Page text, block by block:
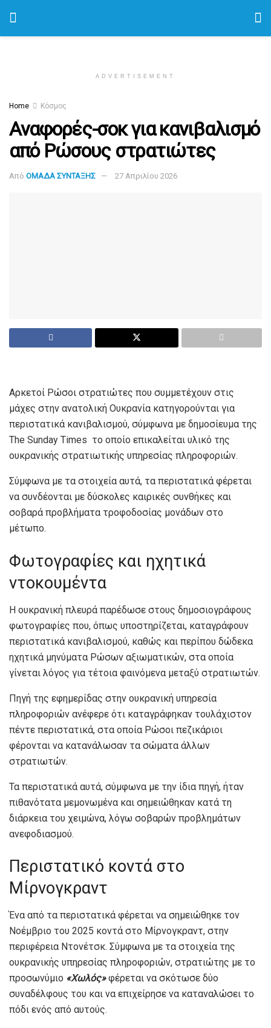
ADVERTISEMENT
Home Κόσμος
Αναφορές-σοκ για κανιβαλισμό
από Ρώσους στρατιώτες
Από ΟΜΑΔΑ ΣΥΝΤΑΞΗΣ 27 Απριλίου 2026
Αρκετοί Ρώσοι στρατιώτες που συμμετέχουν στις
μάχες στην ανατολική Ουκρανία κατηγορούνται για
περιστατικά κανιβαλισμού, σύμφωνα με δημοσίευμα της
The Sunday Times το οποίο επικαλείται υλικό της
ουκρανικής στρατιωτικής υπηρεσίας πληροφοριών.
Σύμφωνα με τα στοιχεία αυτά, τα περιστατικά φέρεται
να συνδέονται με δύσκολες καιρικές συνθήκες και
σοβαρά προβλήματα τροφοδοσίας μονάδων στο
μέτωπο.
Φωτογραφίες και ηχητικά
ντοκουμέντα
Η ουκρανική πλευρά παρέδωσε στους δημοσιογράφους
φωτογραφίες που, όπως υποστηρίζεται, καταγράφουν
περιστατικά κανιβαλισμού, καθώς και περίπου δώδεκα
ηχητικά μηνύματα Ρώσων αξιωματικών, στα οποία
γίνεται λόγος για τέτοια φαινόμενα μεταξύ στρατιωτών.
Πηγή της εφημερίδας στην ουκρανική υπηρεσία
πληροφοριών ανέφερε ότι καταγράφηκαν τουλάχιστον
πέντε περιστατικά, στα οποία Ρώσοι πεζικάριοι
φέρονται να κατανάλωσαν τα σώματα άλλων
στρατιωτών.
Τα περιστατικά αυτά, σύμφωνα με την ίδια πηγή, ήταν
πιθανότατα μεμονωμένα και σημειώθηκαν κατά τη
διάρκεια του χειμώνα, λόγω σοβαρών προβλημάτων
ανεφοδιασμού.
Περιστατικό κοντά στο
Μίρνογκραντ
Ένα από τα περιστατικά φέρεται να σημειώθηκε τον
Νοέμβριο του 2025 κοντά στο Μίρνογκραντ, στην
περιφέρεια Ντονέτσκ. Σύμφωνα με τα στοιχεία της
ουκρανικής υπηρεσίας πληροφοριών, στρατιώτης με το
προσωνύμιο «Χωλός»φέρεται να σκότωσε δύο
συναδέλφους του και να επιχείρησε να καταναλώσει το
πόδι ενός από αυτούς.